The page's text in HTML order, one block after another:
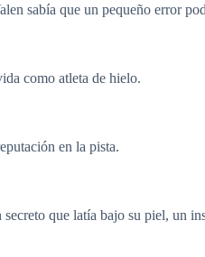
sabía que un pequeño error
como atleta de hielo.
en la pista.
secreto que latía bajo su piel, un